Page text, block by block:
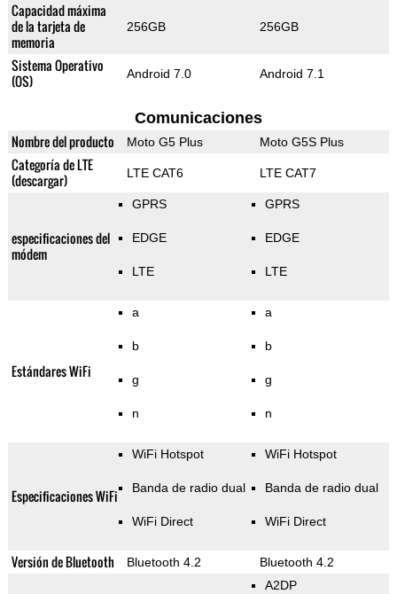
Capacidad máxima
de la tarjeta de
memoria
256GB 256GB
Sistema Operativo
(OS)
Android 7.0 Android 7.1
Comunicaciones
Nombre del producto Moto G5 Plus Moto G5S Plus
Categoría de LTE
(descargar)
LTE CAT6 LTE CAT7
especificaciones del
módem
GPRS
EDGE
LTE
GPRS
EDGE
LTE
Estándares WiFi
a
b
g
n
a
b
g
n
Especificaciones WiFi
WiFi Hotspot
Banda de radio dual
WiFi Direct
WiFi Hotspot
Banda de radio dual
WiFi Direct
Versión de Bluetooth Bluetooth 4.2 Bluetooth 4.2
A2DP